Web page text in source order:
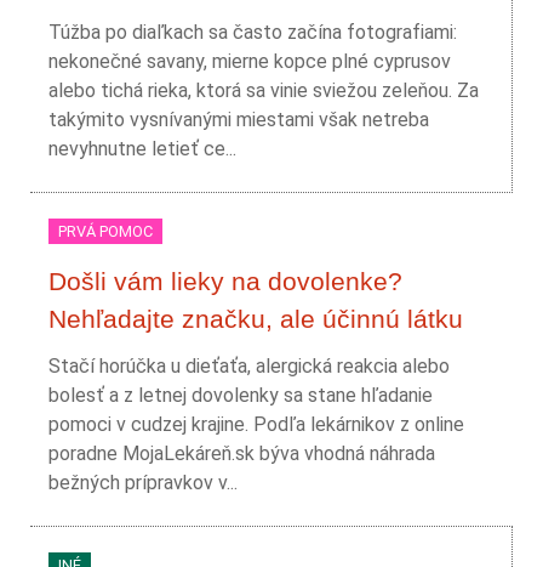
Túžba po diaľkach sa často začína fotografiami:
nekonečné savany, mierne kopce plné cyprusov
alebo tichá rieka, ktorá sa vinie sviežou zeleňou. Za
takýmito vysnívanými miestami však netreba
nevyhnutne letieť ce...
PRVÁ POMOC
Došli vám lieky na dovolenke?
Nehľadajte značku, ale účinnú látku
Stačí horúčka u dieťaťa, alergická reakcia alebo
bolesť a z letnej dovolenky sa stane hľadanie
pomoci v cudzej krajine. Podľa lekárnikov z online
poradne MojaLekáreň.sk býva vhodná náhrada
bežných prípravkov v...